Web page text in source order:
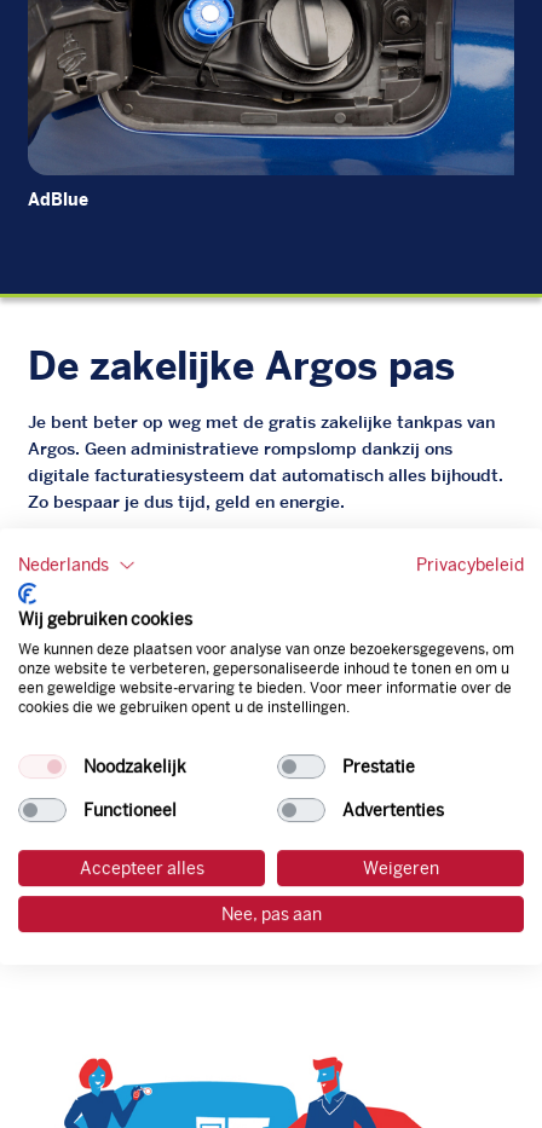
AdBlue
De zakelijke Argos pas
Je bent beter op weg met de gratis zakelijke tankpas van
Argos. Geen administratieve rompslomp dankzij ons
digitale facturatiesysteem dat automatisch alles bijhoudt.
Zo bespaar je dus tijd, geld en energie.
Onze tankpas is super flexibel, zo geniet je van het gemak
van een flexibele limiet, zit je niet vast aan een contract en
bepaal je zelf of er wel of geen andere producten dan
brandstof mee betaalt kunnen worden.
Bovendien profiteer je altijd van een gegarandeerde
korting. Mocht de pompprijs toch lager zijn dan betaal je
natuurlijk de prijs aan de pomp. Zo ben je altijd verzekerd
tankpas aanvragen
laadpas aanvragen
Nederlands Privacybeleid
Wij gebruiken cookies
We kunnen deze plaatsen voor analyse van onze bezoekersgegevens, om
onze website te verbeteren, gepersonaliseerde inhoud te tonen en om u
een geweldige website-ervaring te bieden. Voor meer informatie over de
cookies die we gebruiken opent u de instellingen.
Noodzakelijk Prestatie
Functioneel Advertenties
Accepteer alles Weigeren
Nee, pas aan